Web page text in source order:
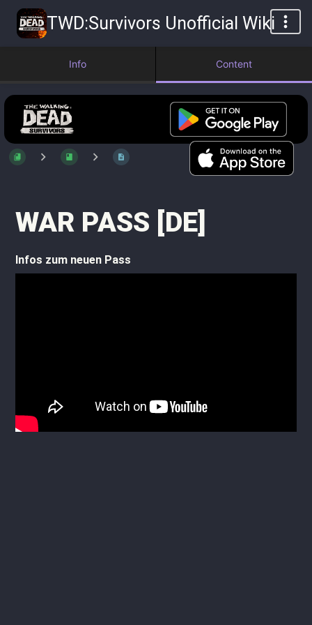
TWD:Survivors Unofficial Wiki
Info Content
WAR PASS [DE]
Infos zum neuen Pass